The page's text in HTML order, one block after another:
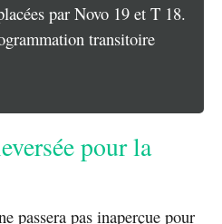
par Novo 19 et T 18.
transitoire
pour la
passera pas inaperçue pour